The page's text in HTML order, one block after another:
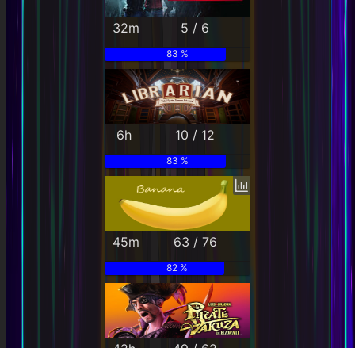
32m 5 / 6
83 %
6h 10 / 12
83 %
45m 63 / 76
82 %